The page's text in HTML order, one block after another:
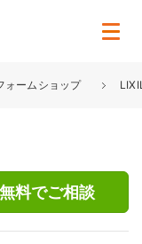
ォームショップ
料でご相談